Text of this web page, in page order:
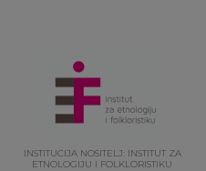
INSTITUCIJA NOSITELJ: INSTITUT ZA
ETNOLOGIJU I FOLKLORISTIKU